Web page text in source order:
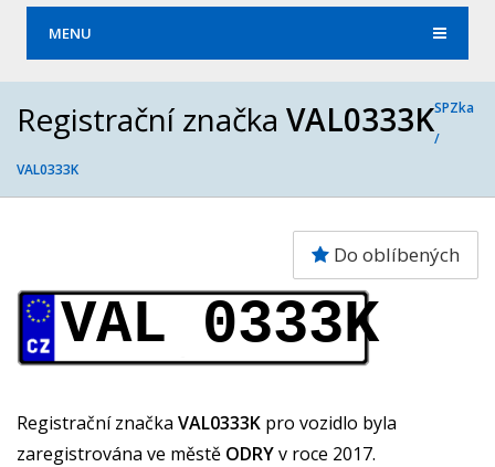
MENU
Registrační značka VAL0333KSPZka
/
VAL0333K
Do oblíbených
VAL 0333K
Registrační značka VAL0333K pro vozidlo byla
zaregistrována ve městě ODRYv roce 2017.